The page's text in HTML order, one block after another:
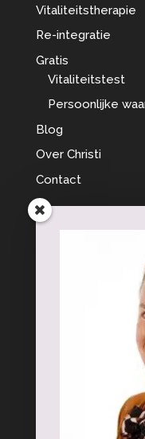
Vitaliteitstherapie
Re-integratie
Gratis
Vitaliteitstest
Persoonlijke
Blog
Over Christi
Contact
Interessante
Aanhoudende
Bedrijfsgegevens:
Christi